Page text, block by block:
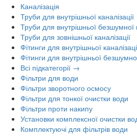
Каналізація
Труби для внутрішньої каналізації
Труби для внутрішньої безшумної
Труби для зовнішньої каналізації
Фітинги для внутрішньої
Фітинги для внутрішньої
Всі підкатегорії →
Фільтри для води
Фільтри зворотного осмосу
Фільтри для тонкої очистки води
Фільтри проти накипу
Установки комплексної очистки
Комплектуючі для фільтрів води